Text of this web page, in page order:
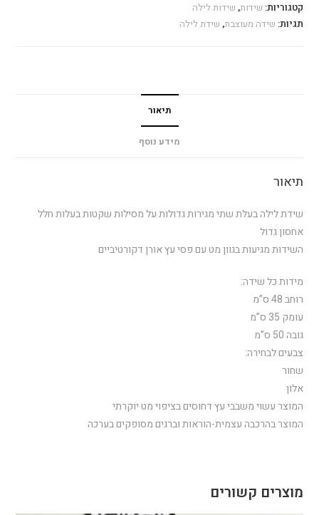
קטגוריות: שידות, שידות לילה
תגיות: שידה מעוצבת, שידת לילה
תיאור
מידע נוסף
תיאור
שידת לילה בעלת שתי מגירות גדולות על מסילות שקטות בעלות חלל
אחסון גדול
השידות מגיעות בגוון מט עם פסי עץ אורן דקורטיביים
מידות כל שידה:
רוחב 48 ס”מ
עומק 35 ס”מ
גובה 50 ס”מ
צבעים לבחירה:
שחור
אלון
המוצר עשוי משבבי עץ דחוסים בציפוי מט יוקרתי
המוצר בהרכבה עצמית-הוראות וברגים מסופקים בערכה
מוצרים קשורים